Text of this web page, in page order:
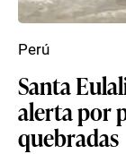
Santa
alerta por
quebradas
Perú